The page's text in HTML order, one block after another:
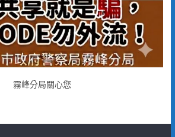
霧峰分局關心您